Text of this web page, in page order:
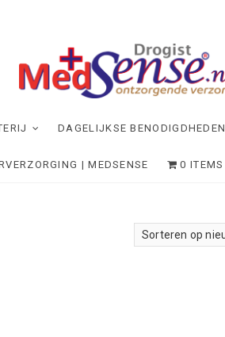
DAGELIJKSE BENODIGDHEDEN
| MEDSENSE 0 ITEMS